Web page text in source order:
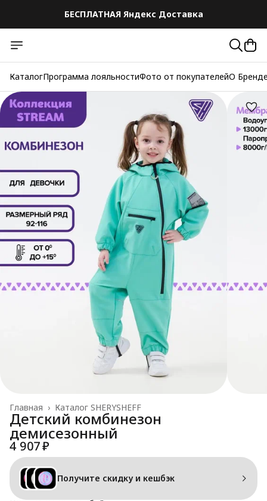
БЕСПЛАТНАЯ Яндекс Доставка
КаталогПрограмма лояльностиФото от покупателейО
Каталог SHERYSHEFF
Главная ›
Детский комбинезон
демисезонный
4 907 ₽
Получите скидку и кешбэк